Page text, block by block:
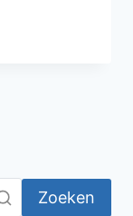
Zoeken